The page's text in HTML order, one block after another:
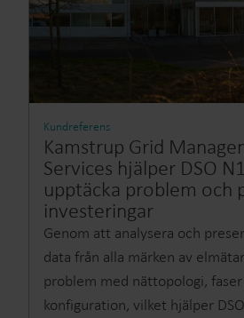
Kundreferens
Kamstrup Grid
Services hjälper DSO
upptäcka problem och
investeringar
Genom att analysera och
data från alla märken av
problem med nättopologi,
konfiguration, vilket hjälper